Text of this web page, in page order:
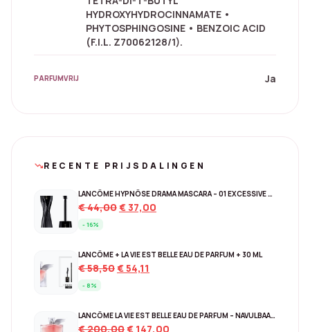
HYDROXYHYDROCINNAMATE •
PHYTOSPHINGOSINE • BENZOIC ACID
(F.I.L. Z70062128/1).
PARFUMVRIJ Ja
trending_downRECENTE PRIJSDALINGEN
LANCÔME HYPNÔSE DRAMA MASCARA – 01 EXCESSIVE BLACK
€44,00Original
€37,00
- 16%
LANCÔME + LA VIE EST BELLE EAU DE PARFUM + 30 ML
€58,50Original
€54,11
- 8%
LANCÔME LA VIE EST BELLE EAU DE PARFUM – NAVULBAAR 150 ML
€200,00Original
€ 147,00